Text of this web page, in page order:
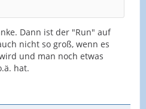
Dann ist der "Run" auf
nicht so groß, wenn es
und man noch etwas
hat.